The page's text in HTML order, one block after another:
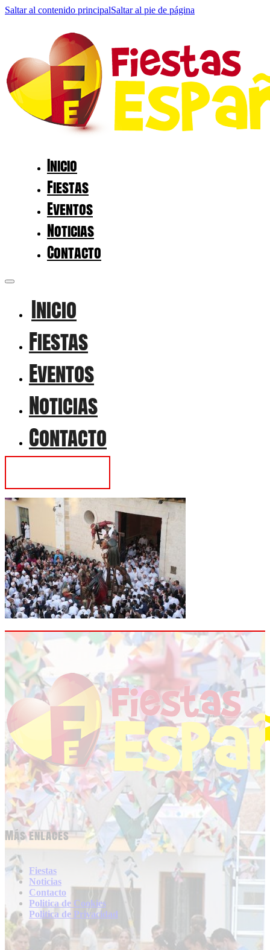
Saltar al contenido principalSaltar al pie de página
Inicio
Fiestas
Eventos
Noticias
Contacto
Inicio
Fiestas
Eventos
Noticias
Contacto
Más enlaces
Fiestas
Noticias
Contacto
Politica de Cookies
Politica de Privacidad